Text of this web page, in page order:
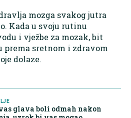
mozga svakog jutra
Kada u svoju rutinu
i vježbe za mozak, bit
prema sretnom i zdravom
dolaze.
glava boli odmah nakon